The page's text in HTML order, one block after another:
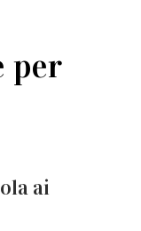
per
ai